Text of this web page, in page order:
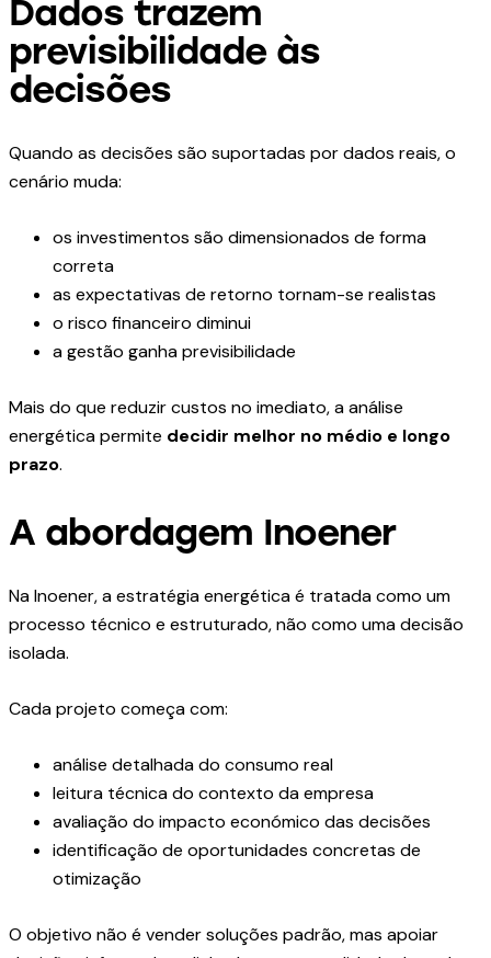
Dados trazem
previsibilidade às
decisões
Quando as decisões são suportadas por dados reais, o
cenário muda:
os investimentos são dimensionados de forma
correta
as expectativas de retorno tornam-se realistas
o risco financeiro diminui
a gestão ganha previsibilidade
Mais do que reduzir custos no imediato, a análise
energética permite decidir melhor no médio e longo
prazo.
A abordagem Inoener
Na Inoener, a estratégia energética é tratada como um
processo técnico e estruturado, não como uma decisão
isolada.
Cada projeto começa com:
análise detalhada do consumo real
leitura técnica do contexto da empresa
avaliação do impacto económico das decisões
identificação de oportunidades concretas de
otimização
O objetivo não é vender soluções padrão, mas apoiar